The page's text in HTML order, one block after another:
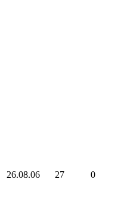
26.08.06 27 0